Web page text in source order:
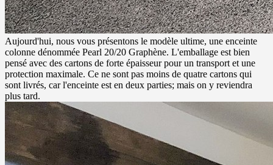
Aujourd'hui, nous vous présentons le modèle ultime, une enceinte
colonne dénommée Pearl 20/20 Graphène. L'emballage est bien
pensé avec des cartons de forte épaisseur pour un transport et une
protection maximale. Ce ne sont pas moins de quatre cartons qui
sont livrés, car l'enceinte est en deux parties; mais on y reviendra
plus tard.